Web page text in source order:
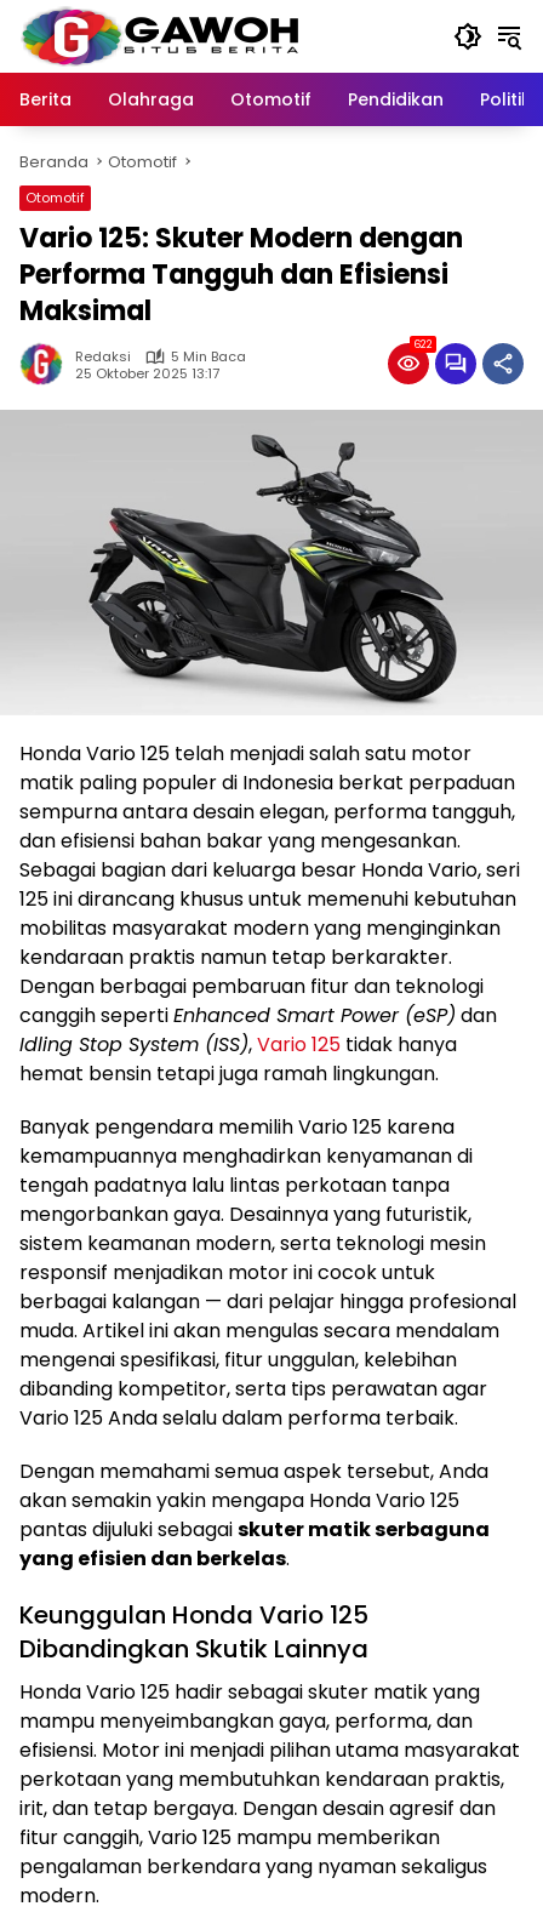
Langsung
konten
Berita
Olahraga Otomotif Pendidikan Politik
Beranda Otomotif
Otomotif
Vario 125: Skuter Modern dengan
Performa Tangguh dan Efisiensi
Maksimal
Redaksi
5 Min Baca
25 Oktober 2025 13:17
622
Honda Vario 125 telah menjadi salah satu motor
matik paling populer di Indonesia berkat perpaduan
sempurna antara desain elegan, performa tangguh,
dan efisiensi bahan bakar yang mengesankan.
Sebagai bagian dari keluarga besar Honda Vario, seri
125 ini dirancang khusus untuk memenuhi kebutuhan
mobilitas masyarakat modern yang menginginkan
kendaraan praktis namun tetap berkarakter.
Dengan berbagai pembaruan fitur dan teknologi
canggih sepertiEnhanced Smart Power (eSP) dan
Idling Stop System (ISS),Vario 125 tidak hanya
hemat bensin tetapi juga ramah lingkungan.
Banyak pengendara memilih Vario 125 karena
kemampuannya menghadirkan kenyamanan di
tengah padatnya lalu lintas perkotaan tanpa
mengorbankan gaya. Desainnya yang futuristik,
sistem keamanan modern, serta teknologi mesin
responsif menjadikan motor ini cocok untuk
berbagai kalangan — dari pelajar hingga profesional
muda. Artikel ini akan mengulas secara mendalam
mengenai spesifikasi, fitur unggulan, kelebihan
dibanding kompetitor, serta tips perawatan agar
Vario 125 Anda selalu dalam performa terbaik.
Dengan memahami semua aspek tersebut, Anda
akan semakin yakin mengapa Honda Vario 125
pantas dijuluki sebagaiskuter matik serbaguna
yang efisien dan berkelas.
Keunggulan Honda Vario 125
Dibandingkan Skutik Lainnya
Honda Vario 125 hadir sebagai skuter matik yang
mampu menyeimbangkan gaya, performa, dan
efisiensi. Motor ini menjadi pilihan utama masyarakat
perkotaan yang membutuhkan kendaraan praktis,
irit, dan tetap bergaya. Dengan desain agresif dan
fitur canggih, Vario 125 mampu memberikan
pengalaman berkendara yang nyaman sekaligus
modern.